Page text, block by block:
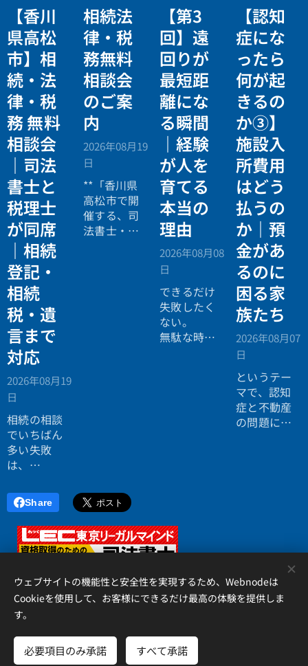
【香川
県高松
市】相
続・法
律・税
務 無料
相談会
｜司法
書士と
税理士
が同席
｜相続
登記・
相続
税・遺
言まで
対応
2026年08月19
日
相続の相談
でいちばん
多い失敗
は、
行ったら登
記の話がで
きず、司法
書士に行っ
たら税金が
い」ことで
す。
相続法
律・税
務無料
相談会
のご案
内
2026年08月19
日
**「香川県
高松市で開
催する、司
法書士・税
【第3
回】遠
回りが
最短距
離にな
る瞬間
｜経験
が人を
育てる
本当の
理由
2026年08月08
日
できるだけ
失敗したく
ない。
無駄な時間
【認知
症にな
ったら
何が起
きるの
か③】
施設入
所費用
はどう
払うの
か｜預
金があ
るのに
困る家
族たち
2026年08月07
日
というテー
マで、認知
症と不動産
の問題につ
Share
アイリス国際司法書士・行政書士事務所、 香川県高松市錦町２丁
目１３番７号 松岡ビル２Ｆ 、087-873-2653
Cookie
ウェブサイトの機能性と安全性を実現するため、Webnodeは
Cookieを使用して、お客様にできるだけ最高の体験を提供しま
す。
必要項目のみ承諾 すべて承諾